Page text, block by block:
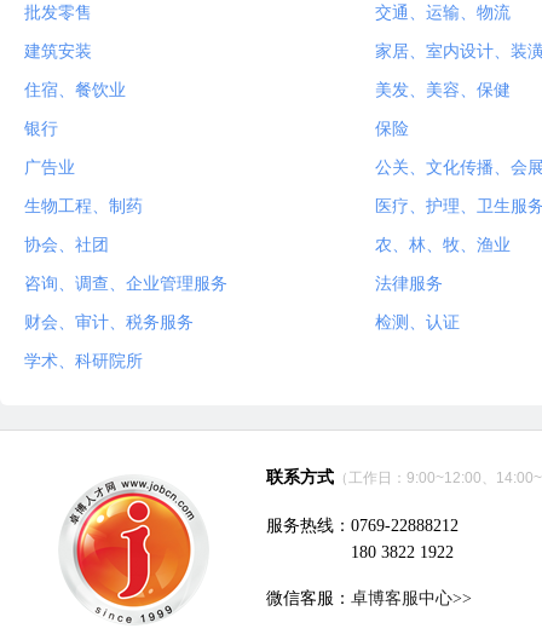
批发零售 交通、运输、物流
建筑安装 家居、室内设计、装
住宿、餐饮业 美发、美容、保健
银行 保险
广告业 公关、文化传播、会
生物工程、制药 医疗、护理、卫生服
协会、社团 农、林、牧、渔业
咨询、调查、企业管理服务 法律服务
财会、审计、税务服务 检测、认证
学术、科研院所
联系方式 （工作日：9:00~12:00、
服务热线：0769-22888212
180 3822 1922
微信客服： 卓博客服中心>>